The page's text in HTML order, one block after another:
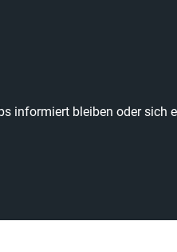
informiert bleiben oder sich